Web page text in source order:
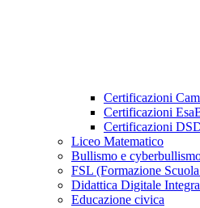
Certificazioni
Certificazioni
Certificazioni
Liceo Matematico
Bullismo e
FSL (Formazione
Didattica Digitale
Educazione civica